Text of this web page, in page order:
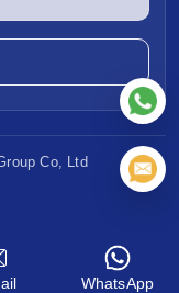
Co, Ltd
WhatsApp